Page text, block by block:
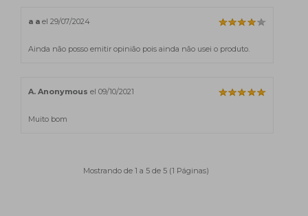
a a el 29/07/2024
Ainda não posso emitir opinião pois ainda não usei o produto.
A. Anonymous el 09/10/2021
Muito bom
Mostrando de 1 a 5 de 5 (1 Páginas)